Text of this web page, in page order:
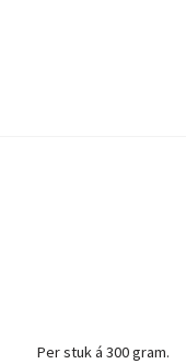
Per stuk á 300 gram.